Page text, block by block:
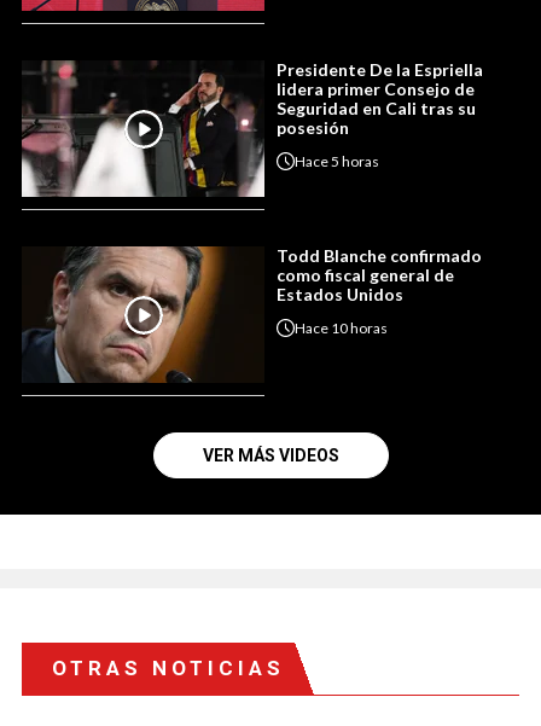
Presidente De la Espriella
lidera primer Consejo de
Seguridad en Cali tras su
posesión
Hace5 horas
Todd Blanche confirmado
como fiscal general de
Estados Unidos
Hace 10 horas
VER MÁS VIDEOS
OTRAS NOTICIAS